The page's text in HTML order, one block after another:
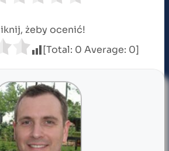
żeby ocenić!
[Total: 0 Average: 0]